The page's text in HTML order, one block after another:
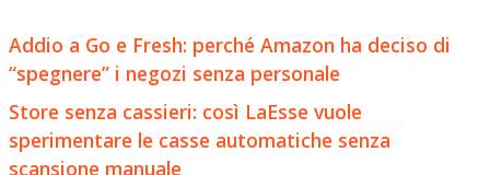
Addio a Go e Fresh: perché Amazon ha deciso di
“spegnere” i negozi senza personale
Store senza cassieri: così LaEsse vuole
sperimentare le casse automatiche senza
scansione manuale